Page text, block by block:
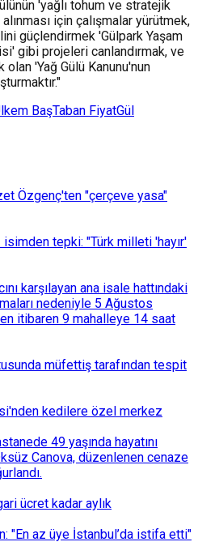
'yağlı tohum ve stratejik
için çalışmalar yürütmek,
güçlendirmek 'Gülpark Yaşam
gibi projeleri canlandırmak, ve
'Yağ Gülü Kanunu'nun
BaşTaban FiyatGül
Özgenç'ten "çerçeve yasa"
tepki: "Türk milleti 'hayır'
karşılayan ana isale hattındaki
nedeniyle 5 Ağustos
itibaren 9 mahalleye 14 saat
müfettiş tarafından tespit
kedilere özel merkez
49 yaşında hayatını
Canova, düzenlenen cenaze
ücret kadar aylık
"En az üye İstanbul’da istifa etti"